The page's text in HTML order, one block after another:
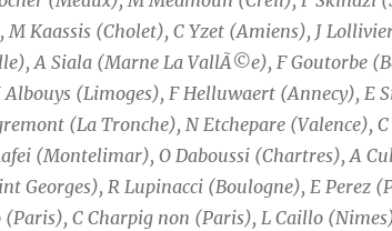
Kaassis (Cholet), C Yzet (Amiens), J
A Siala (Marne La VallÃ©e), F Goutorbe
(Limoges), F Helluwaert (Annecy), E
(La Tronche), N Etchepare (Valence),
(Montelimar), O Daboussi (Chartres), A
Georges), R Lupinacci (Boulogne), E Perez
C Charpig non (Paris), L Caillo